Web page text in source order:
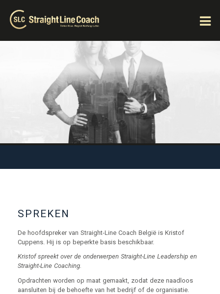
SPREKEN
De hoofdspreker van Straight-Line Coach België is Kristof
Cuppens. Hij is op beperkte basis beschikbaar.
Kristof spreekt over de onderwerpen Straight-Line Leadership en
Straight-Line Coaching.
Opdrachten worden op maat gemaakt, zodat deze naadloos
aansluiten bij de behoefte van het bedrijf of de organisatie.